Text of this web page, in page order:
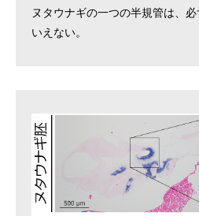
ヌタウナギの一つの半規管は、
いえない。